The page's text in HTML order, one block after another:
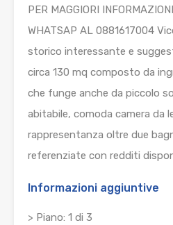
PER MAGGIORI
WHATSAP AL 0881617004
storico interessante e
circa 130 mq composto da
che funge anche da piccolo
abitabile, comoda camera da
rappresentanza oltre due
referenziate con redditi
Informazioni aggiuntive
> Piano: 1 di 3